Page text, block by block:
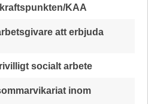
KAA
att erbjuda
socialt arbete
inom